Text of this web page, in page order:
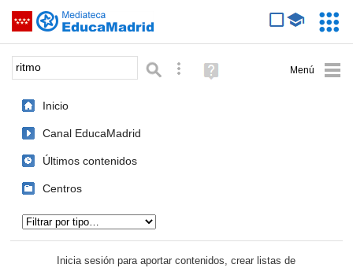
Saltar navegación
Palabra o frase: Búsqueda avanzada
Ayuda
(en
Inicio
Canal EducaMadrid
Últimos contenidos
Centros
Inicia sesión para aportar contenidos, crear listas de